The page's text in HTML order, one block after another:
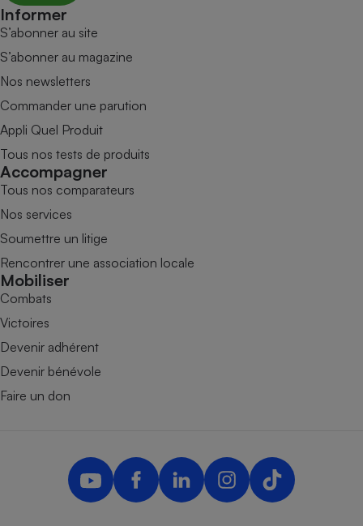
Informer
S’abonner au site
S’abonner au magazine
Nos newsletters
Commander une parution
Appli Quel Produit
Tous nos tests de produits
Accompagner
Tous nos comparateurs
Nos services
Soumettre un litige
Rencontrer une association locale
Mobiliser
Combats
Victoires
Devenir adhérent
Devenir bénévole
Faire un don